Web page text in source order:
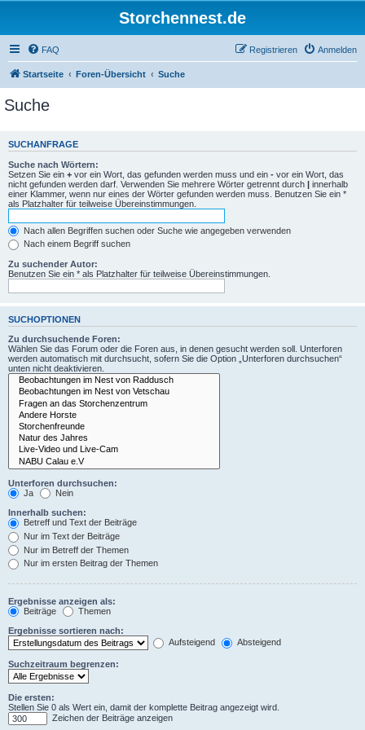
Storchennest.de
FAQ Anmelden
Registrieren
Startseite Foren-Übersicht Suche
Suche
SUCHANFRAGE
Suche nach Wörtern:
Setzen Sie ein + vor ein Wort, das gefunden werden muss und ein - vor ein Wort, das
nicht gefunden werden darf. Verwenden Sie mehrere Wörter getrennt durch | innerhalb
einer Klammer, wenn nur eines der Wörter gefunden werden muss. Benutzen Sie ein *
als Platzhalter für teilweise Übereinstimmungen.
Nach allen Begriffen suchen oder Suche wie angegeben verwenden
Nach einem Begriff suchen
Zu suchender Autor:
Benutzen Sie ein * als Platzhalter für teilweise Übereinstimmungen.
SUCHOPTIONEN
Zu durchsuchende Foren:
Wählen Sie das Forum oder die Foren aus, in denen gesucht werden soll. Unterforen
werden automatisch mit durchsucht, sofern Sie die Option „Unterforen durchsuchen“
unten nicht deaktivieren.
Unterforen durchsuchen:
Ja
Nein
Innerhalb suchen:
Betreff und Text der Beiträge
Nur im Text der Beiträge
Nur im Betreff der Themen
Nur im ersten Beitrag der Themen
Ergebnisse anzeigen als:
Beiträge
Themen
Ergebnisse sortieren nach:
Aufsteigend
Absteigend
Suchzeitraum begrenzen:
Die ersten:
Stellen Sie 0 als Wert ein, damit der komplette Beitrag angezeigt wird.
Zeichen der Beiträge anzeigen